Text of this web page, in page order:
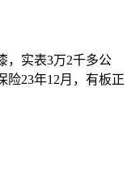
，实表3万2千多公
险23年12月，有板正